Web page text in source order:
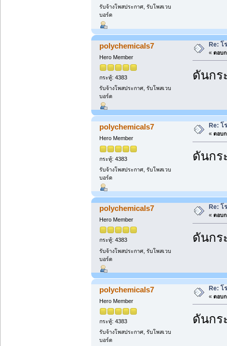
รับจ้างโพสประกาศ, รับโพสเวบ
บอร์ด
polychemicals7
Hero Member
กระทู้: 4383
รับจ้างโพสประกาศ, รับโพสเวบ
บอร์ด
Re: โ
« ตอบก
ดันกร
polychemicals7
Hero Member
กระทู้: 4383
รับจ้างโพสประกาศ, รับโพสเวบ
บอร์ด
Re: โ
« ตอบก
ดันกร
polychemicals7
Hero Member
กระทู้: 4383
รับจ้างโพสประกาศ, รับโพสเวบ
บอร์ด
Re: โ
« ตอบก
ดันกร
polychemicals7
Hero Member
กระทู้: 4383
รับจ้างโพสประกาศ, รับโพสเวบ
บอร์ด
Re: โ
« ตอบก
ดันกร